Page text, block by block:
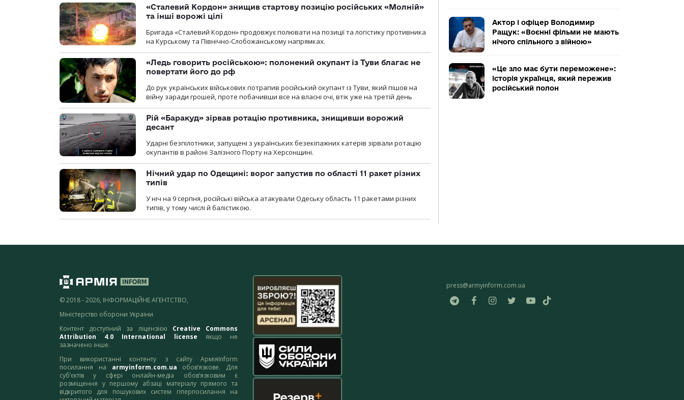
«Сталевий Кордон» знищив стартову позицію російських «Молній»
та інші ворожі цілі
Бригада «Сталевий Кордон» продовжує полювати на позиції та логістику противника
на Курському та Північно-Слобожанському напрямках.
«Ледь говорить російською»: полонений окупант із Туви благає не
повертати його до рф
До рук українських військових потрапив російський окупант із Туви, який пішов на
війну заради грошей, проте побачивши все на власні очі, втік уже на третій день
Рій «Баракуд» зірвав ротацію противника, знищивши ворожий
десант
Ударні безпілотники, запущені з українських безекіпажних катерів зірвали ротацію
окупантів в районі Залізного Порту на Херсонщині.
Нічний удар по Одещині: ворог запустив по області 11 ракет різних
типів
У ніч на 9 серпня, російські війська атакували Одеську область 11 ракетами різних
типів, у тому числі й балістикою.
Актор і офіцер Володимир
Ращук: «Воєнні фільми не мають
нічого спільного з війною»
«Це зло має бути переможене»:
історія українця, який пережив
російський полон
© 2018 - 2026, ІНФОРМАЦІЙНЕ АГЕНТСТВО,
Міністерство оборони України
Контент доступний за ліцензією Creative Commons
Attribution 4.0 International license якщо не
зазначено інше.
При використанні контенту з сайту АрміяInform
посилання на armyinform.com.ua обов’язкове. Для
суб’єктів у сфері онлайн-медіа обов’язковим є
розміщення у першому абзаці матеріалу прямого та
відкритого для пошукових систем гіперпосилання на
press@armyinform.com.ua